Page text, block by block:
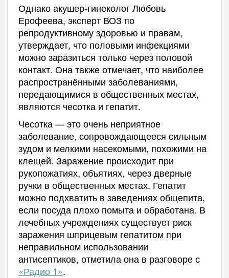
Однако акушер-гинеколог Любовь
Ерофеева, эксперт ВОЗ по
репродуктивному здоровью и правам,
утверждает, что половыми инфекциями
можно заразиться только через половой
контакт. Она также отмечает, что наиболее
распространёнными заболеваниями,
передающимися в общественных местах,
являются чесотка и гепатит.
Чесотка — это очень неприятное
заболевание, сопровождающееся сильным
зудом и мелкими насекомыми, похожими на
клещей. Заражение происходит при
рукопожатиях, объятиях, через дверные
ручки в общественных местах. Гепатит
можно подхватить в заведениях общепита,
если посуда плохо помыта и обработана. В
лечебных учреждениях существует риск
заражения шприцевым гепатитом при
неправильном использовании
антисептиков, отметила она в разговоре с
«Радио 1».